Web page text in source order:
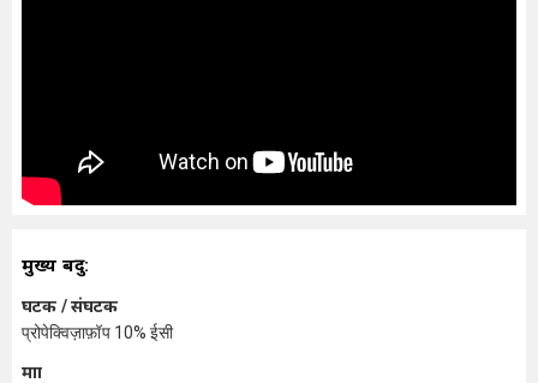
मुख्य बिंदु:
घटक / संघटक
प्रोपेक्विज़ाफ़ॉप 10% ईसी
मात्रा